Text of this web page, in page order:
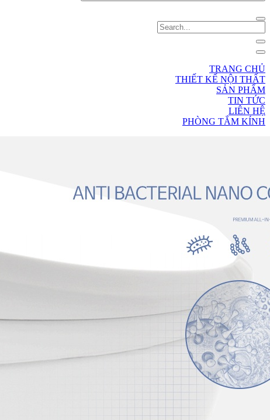
TRANG CHỦ
THIẾT KẾ NỘI THẤT
SẢN PHẨM
TIN TỨC
LIÊN HỆ
PHÒNG TẮM KÍNH